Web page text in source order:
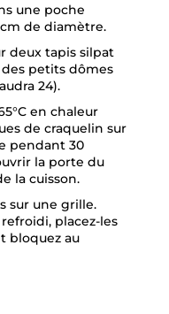
une poche
de diamètre.
deux tapis silpat
petits dômes
24).
en chaleur
de craquelin sur
pendant 30
la porte du
la cuisson.
sur une grille.
placez-les
bloquez au